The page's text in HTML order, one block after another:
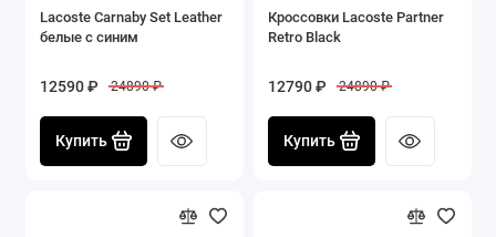
Lacoste Carnaby Set Leather
белые с синим
12590 ₽ 24890 ₽
Купить
Кроссовки Lacoste Partner
Retro Black
12790 ₽ 24890 ₽
Купить